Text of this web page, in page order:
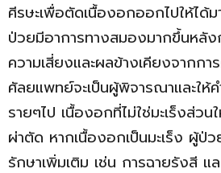
ศีรษะเพื่อตัดเนื้องอกออกไปให้ได้
ป่วยมีอาการทางสมองมากขึ้นหลั
ความเสี่ยงและผลข้างเคียงจากกา
ศัลยแพทย์จะเป็นผู้พิจารณาและให้
รายๆไป เนื้องอกที่ไม่ใช่มะเร็งส่ว
ผ่าตัด หากเนื้องอกเป็นมะเร็ง ผู้ป่
รักษาเพิ่มเติม เช่น การฉายรังสี แ